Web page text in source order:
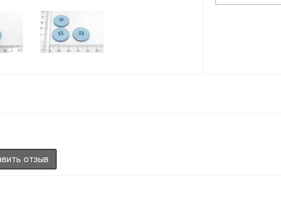
находить
отзыв